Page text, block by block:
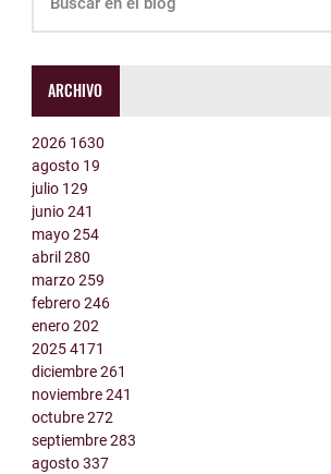
ARCHIVO
2026 1630
agosto 19
julio 129
junio241
mayo254
abril280
marzo259
febrero246
enero202
20254171
diciembre261
noviembre241
octubre272
septiembre283
agosto337